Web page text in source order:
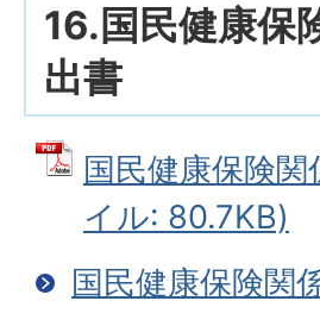
16.国民健康保
出書
国民健康保険
イル: 80.7KB)
国民健康保険関